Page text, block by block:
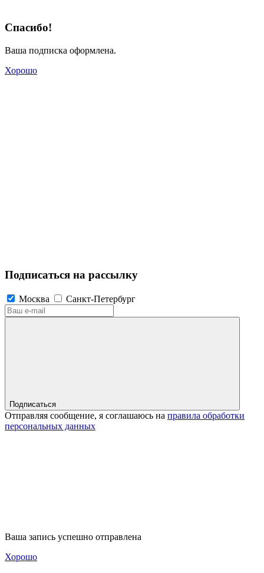
Спасибо!
Ваша подписка оформлена.
Хорошо
Подписаться на рассылку
Москва Санкт-Петербург
Подписаться
Отправляя сообщение, я соглашаюсь на правила обработки
персональных данных
Ваша запись успешно отправлена
Хорошо